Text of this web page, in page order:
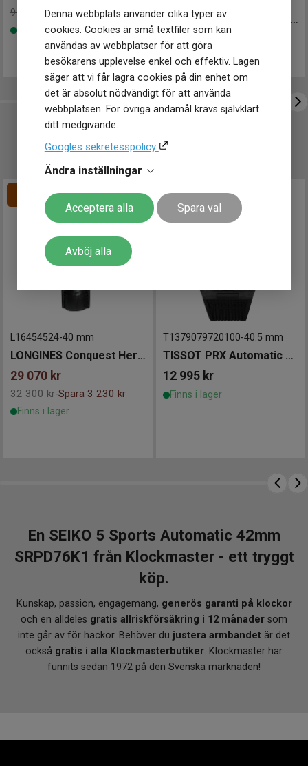
Denna webbplats använder olika typer av
cookies. Cookies är små textfiler som kan
användas av webbplatser för att göra
besökarens upplevelse enkel och effektiv. Lagen
säger att vi får lagra cookies på din enhet om
det är absolut nödvändigt för att använda
webbplatsen. För övriga ändamål krävs självklart
ditt medgivande.
Googles sekretesspolicy
Ändra inställningar
Acceptera alla Spara val
Avböj alla
Diameter
42 mm
Bredd på armband
22 mm
Vikt
100 g
Egenskaper
Vattentät
Ja
Vattenskydd
10 ATM / 100 m
Glas material
Spänne / lås
Bygel
Datum
Ja
Dag
Ja
Klockmaster Kungälv
Klockmaster Malmö, Mobilia Urhandel
Klockmaster Norrköping, Becks Urhandel
Klockmaster Norrtälje
Klockmaster Nyköping
Klockmaster Nässjö
Klockmaster Stockholm, Fältöversten
Klockmaster Stockholm, Kista
Klockmaster Sundsvall
Klockmaster Trollhättan
Klockmaster Uppsala, Gränby
Klockmaster Örebro
Klockmaster Östersund
Mårtenssons Ur & Guld Halmstad
9 998 kr-Spara 1 000 kr
Finns i lager
SEIKO Astron GPS Solar 43.5mm
31 950
Finns i lager
UTVALT FÖR DIG
L16454524-40 mm
LONGINES Conquest Heritage 40mm
29 070 kr
32 300 kr-Spara 3 230 kr
Finns i lager
T1379079720100-40.5 mm
TISSOT PRX Automatic Carbon 40.5mm
12 995 kr
Finns i lager
En SEIKO 5 Sports Automatic 42mm
SRPD76K1 från Klockmaster - ett tryggt
köp.
Kunskap, passion, engagemang, generös garanti på klockor
och en alldeles gratis allriskförsäkring i 12 månader som
inte går av för hackor. Behöver du justera armbandet är det
också gratis i alla Klockmasterbutiker. Klockmaster har
funnits sedan 1972 på den Svenska marknaden!